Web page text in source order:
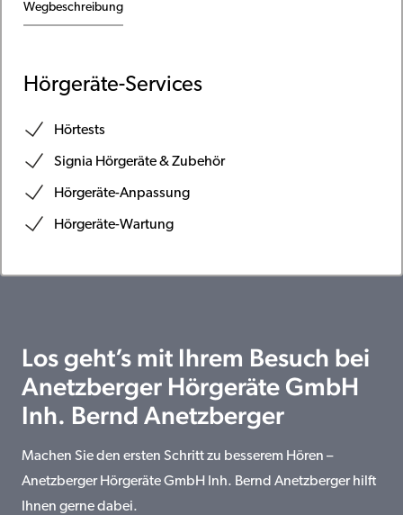
Wegbeschreibung
Hörgeräte-Services
Hörtests
Signia Hörgeräte & Zubehör
Hörgeräte-Anpassung
Hörgeräte-Wartung
Los geht’s mit Ihrem Besuch bei
Anetzberger Hörgeräte GmbH
Inh. Bernd Anetzberger
Machen Sie den ersten Schritt zu besserem Hören –
Anetzberger Hörgeräte GmbH Inh. Bernd Anetzberger hilft
Ihnen gerne dabei.